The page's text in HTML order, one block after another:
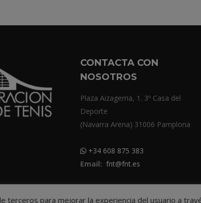
CONTACTA CON
NOSOTROS
Plaza Aizagerria, 1. 3º Casa del
Deporte
(Navarra Arena) 31006 Pamplona
+34 608 875 383
Email: fnt@fnt.es
terceros para mejorar la experiencia del usuario a